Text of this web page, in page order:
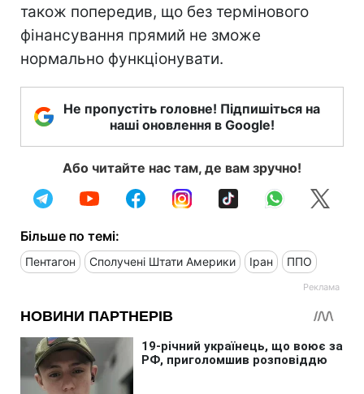
також попередив, що без термінового
фінансування прямий не зможе
нормально функціонувати.
Не пропустіть головне! Підпишіться на
наші оновлення в Google!
Або читайте нас там, де вам зручно!
Більше по темі:
Пентагон Сполучені Штати Америки Іран ППО